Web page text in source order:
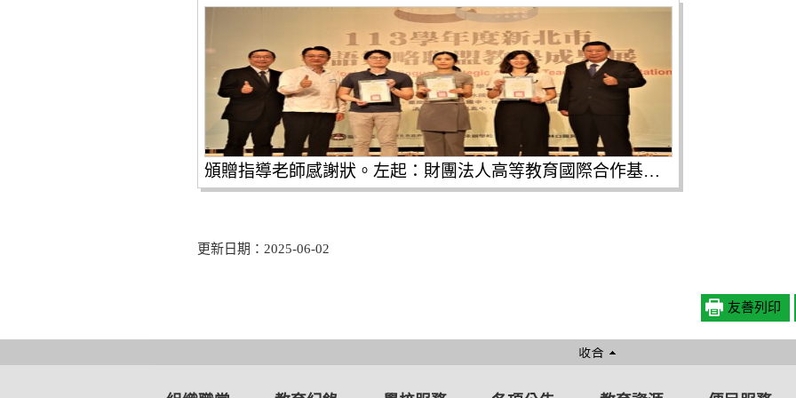
頒贈指導老師感謝狀。左起：財團法人高等教育國際合作基金會林子斌執行長、教育局劉明超副局長、鷺江國中楊忠諭老師、聖心女中林芷涵老師、柑園國中陳品妤老師、臺灣師大戴建耘退休教授
更新日期：2025-06-02
友善列印